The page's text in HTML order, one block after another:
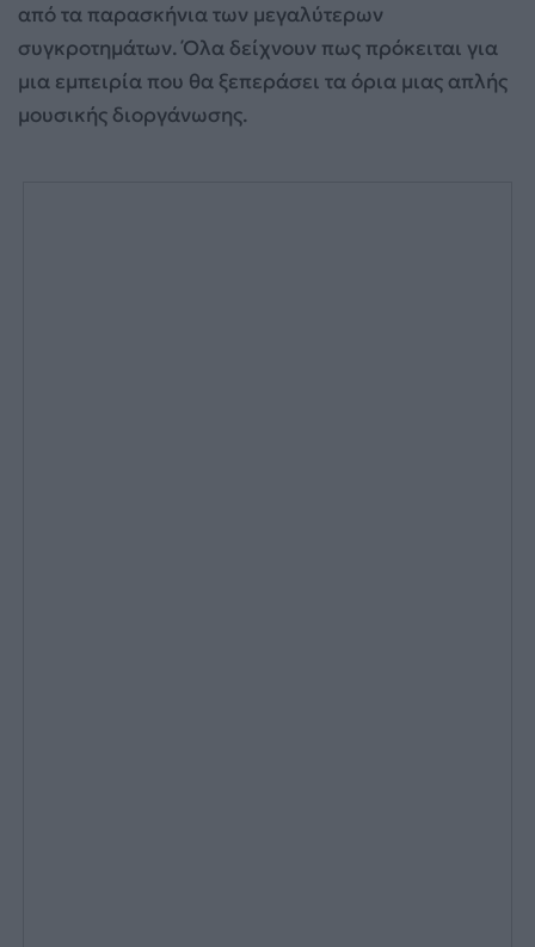
από τα παρασκήνια των μεγαλύτερων
συγκροτημάτων. Όλα δείχνουν πως πρόκειται για
μια εμπειρία που θα ξεπεράσει τα όρια μιας απλής
μουσικής διοργάνωσης.